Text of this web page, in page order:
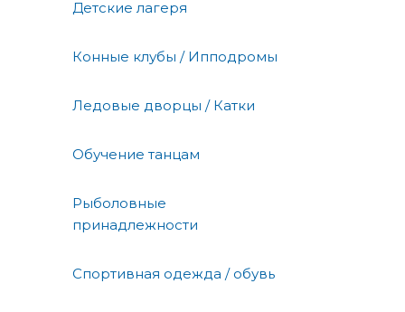
Детские лагеря
Конные клубы / Ипподромы
Ледовые дворцы / Катки
Обучение танцам
Рыболовные
принадлежности
Спортивная одежда / обувь